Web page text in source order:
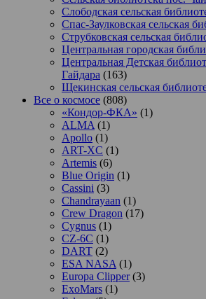
Слободская сельская
Спас-Заулковская сельская
Струбковская сельская
Центральная городская
Центральная Детская
Гайдара (163)
Щекинская сельская
Все о космосе (808)
«Кондор-ФКА» (1)
ALMA (1)
Apollo (1)
ART-XC (1)
Artemis (6)
Blue Origin (1)
Cassini (3)
Chandrayaan (1)
Crew Dragon (17)
Cygnus (1)
CZ-6C (1)
DART (2)
ESA NASA (1)
Europa Clipper(3)
ExoMars (1)